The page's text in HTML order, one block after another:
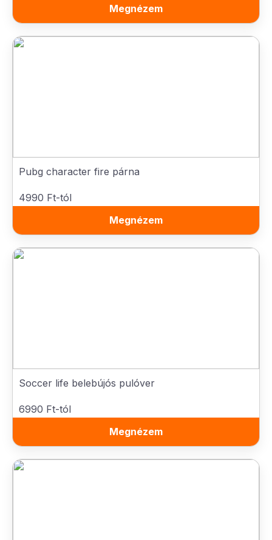
Megnézem
Pubg character fire párna
4990 Ft-tól
Megnézem
Soccer life belebújós pulóver
6990 Ft-tól
Megnézem